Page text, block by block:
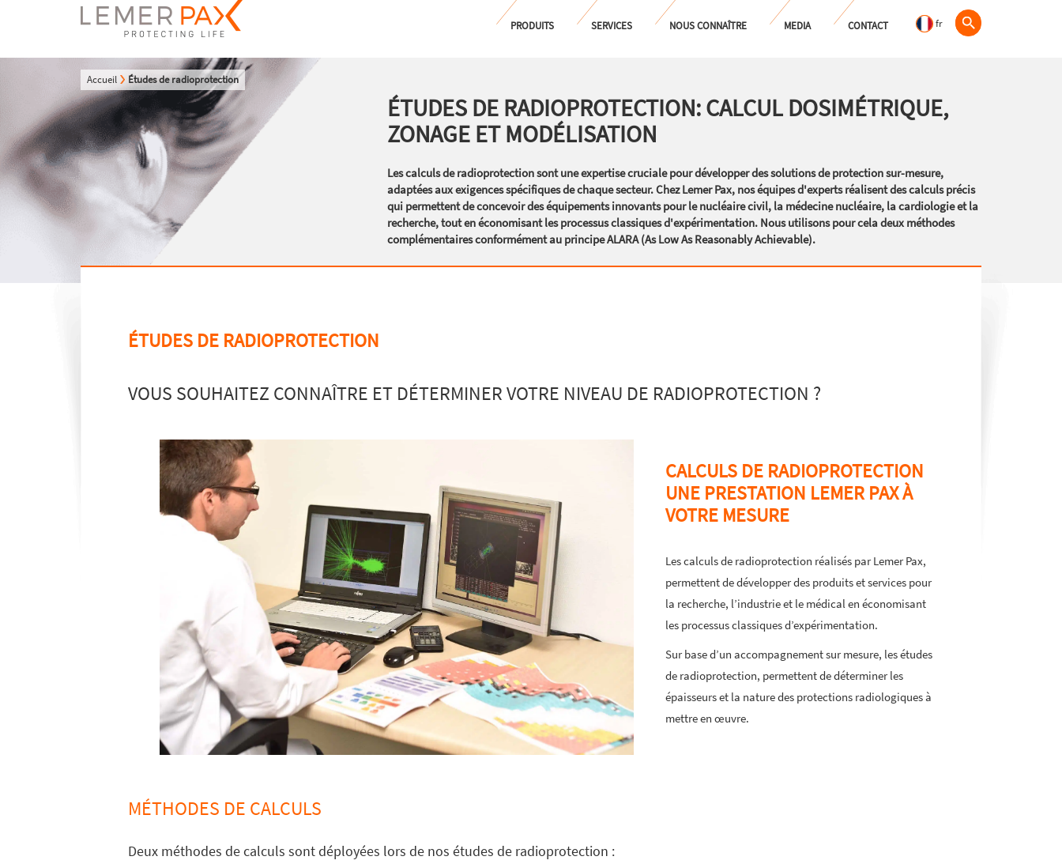
PRODUITS SERVICES NOUS CONNAÎTRE MEDIA CONTACT fr
Accueil Études de radioprotection
ÉTUDES DE RADIOPROTECTION: CALCUL DOSIMÉTRIQUE,
ZONAGE ET MODÉLISATION
Les calculs de radioprotection sont une expertise cruciale pour développer des solutions de protection sur-mesure,
adaptées aux exigences spécifiques de chaque secteur. Chez Lemer Pax, nos équipes d'experts réalisent des calculs précis
qui permettent de concevoir des équipements innovants pour le nucléaire civil, la médecine nucléaire, la cardiologie et la
recherche, tout en économisant les processus classiques d'expérimentation. Nous utilisons pour cela deux méthodes
complémentaires conformément au principe ALARA (As Low As Reasonably Achievable).
ÉTUDES DE RADIOPROTECTION
VOUS SOUHAITEZ CONNAÎTRE ET DÉTERMINER VOTRE NIVEAU DE RADIOPROTECTION ?
CALCULS DE RADIOPROTECTION
UNE PRESTATION LEMER PAX À
VOTRE MESURE
Les calculs de radioprotection réalisés par Lemer Pax,
permettent de développer des produits et services pour
la recherche, l’industrie et le médical en économisant
les processus classiques d’expérimentation.
Sur base d’un accompagnement sur mesure, les études
de radioprotection, permettent de déterminer les
épaisseurs et la nature des protections radiologiques à
mettre en œuvre.
MÉTHODES DE CALCULS
Deux méthodes de calculs sont déployées lors de nos études de radioprotection :